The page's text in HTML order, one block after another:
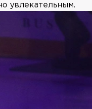
увлекательным.